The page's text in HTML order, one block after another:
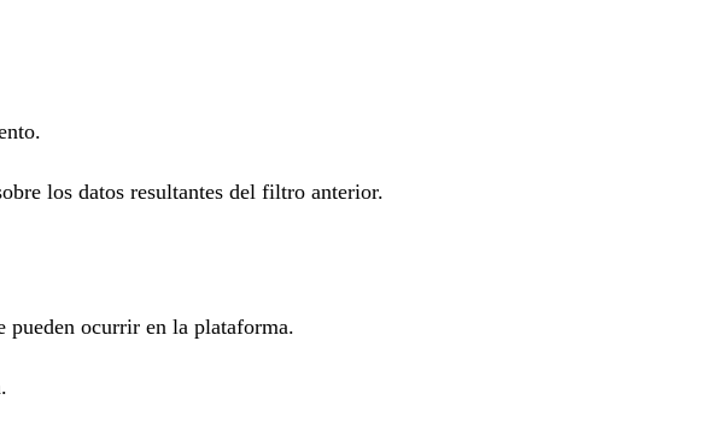
los datos resultantes del filtro anterior.
pueden ocurrir en la plataforma.